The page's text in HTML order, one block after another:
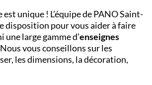
est unique ! L’équipe de PANO Saint-
disposition pour vous aider à faire
large gamme d’enseignes
vous conseillons sur les
les dimensions, la décoration,